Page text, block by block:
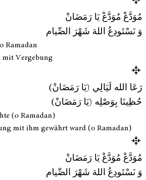
مُوَدَّعْ مُوَدَّعْ يَا رَمَضَانْ
وَ نَسْتَودِعُ اللهَ شَهْرَ الصِّيام
Ramadan
mit Vergebung
رَعَا الله لَيَالِي (يَا رَمَضَانْ)
حُظِينَا بِوَصْلِه (يَا رَمَضَانْ)
(o Ramadan)
mit ihm gewährt ward (o Ramadan)
مُوَدَّعْ مُوَدَّعْ يَا رَمَضَانْ
وَ نَسْتَودِعُ اللهَ شَهْرَ الصِّيام